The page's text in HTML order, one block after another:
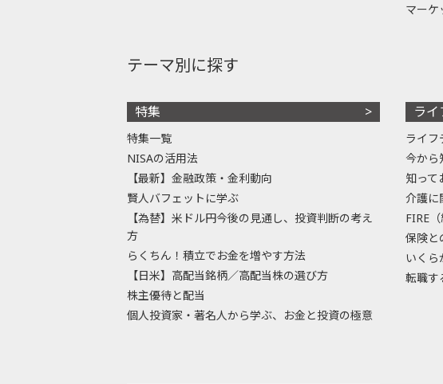
マーケ
テーマ別に探す
特集
特集一覧
NISAの活用法
【最新】金融政策・金利動向
賢人バフェットに学ぶ
【為替】米ドル円今後の見通し、投資判断の考え
方
らくちん！積立でお金を増やす方法
【日米】高配当銘柄／高配当株の選び方
株主優待と配当
個人投資家・著名人から学ぶ、お金と投資の極意
ラ
ライフ
今から
知って
介護に
FIRE
保険と
いくら
転職す